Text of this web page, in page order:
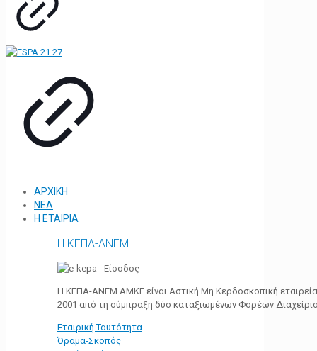
ΑΡΧΙΚΗ
ΝΕΑ
Η ΕΤΑΙΡΙΑ
Η ΚΕΠΑ-ΑΝΕΜ
Η ΚΕΠΑ-ΑΝΕΜ ΑΜΚΕ είναι Αστική Μη Κερδοσκοπική
2001 από τη σύμπραξη δύο καταξιωμένων Φορέων
Εταιρική Ταυτότητα
Όραμα-Σκοπός